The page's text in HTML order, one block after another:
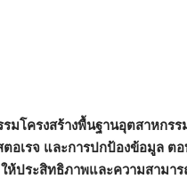
มโครงสร้างพื้นฐานอุตสาหกร
อเรจ และการปกป้องข้อมูล
ห้ประสิทธิภาพและความสามา